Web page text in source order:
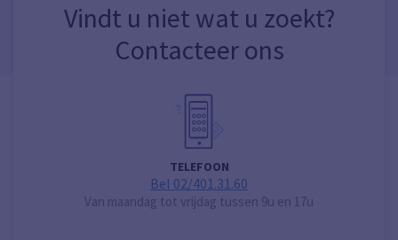
Vindt u niet wat u zoekt?
Contacteer ons
TELEFOON
Bel 02/401.31.60
Van maandag tot vrijdag tussen 9u en 17u